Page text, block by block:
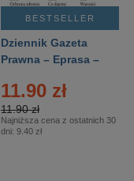
BESTSELLER
Dziennik Gazeta
Prawna – Eprasa –
11.90 zł
11.90 zł
Najniższa cena z ostatnich 30
dni: 9.40 zł